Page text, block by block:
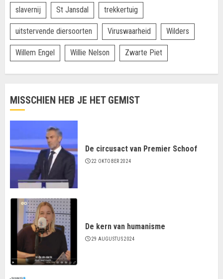
slavernij St Jansdal trekkertuig
uitstervende diersoorten Viruswaarheid Wilders
Willem Engel Willie Nelson Zwarte Piet
MISSCHIEN HEB JE HET GEMIST
De circusact van Premier Schoof
22 OKTOBER 2024
De kern van humanisme
29 AUGUSTUS 2024